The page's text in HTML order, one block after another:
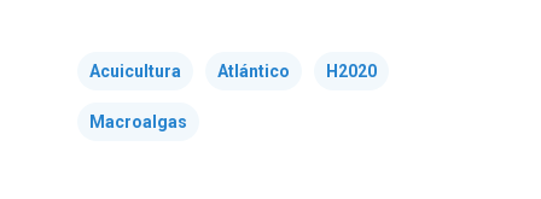
Acuicultura Atlántico H2020
Macroalgas